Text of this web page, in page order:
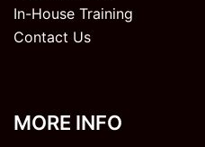
In-House Training
Contact Us
MORE INFO